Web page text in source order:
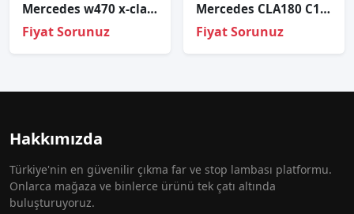
Mercedes w470 x-class led sol far sıfır orj a4709060800
Fiyat Sorunuz
Mercedes CLA180 C117 Sağ Far Cam 2013-2015 A1179066400P1
Fiyat Sorunuz
Hakkımızda
Türkiye'nin en güvenilir çıkma far ve stop lambası platformu.
Onlarca mağaza ve binlerce ürünü tek çatı altında
buluşturuyoruz.